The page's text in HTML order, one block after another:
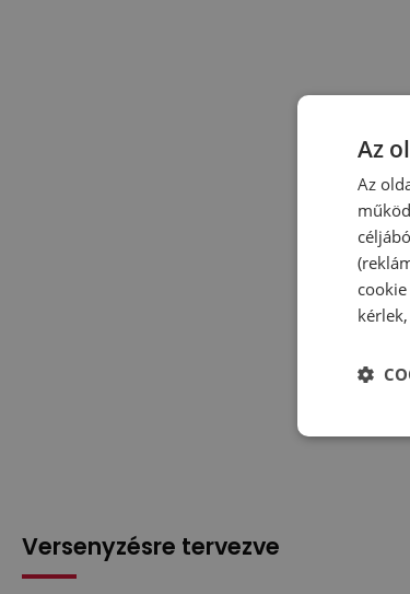
Versenyzésre tervezve
Az
Az